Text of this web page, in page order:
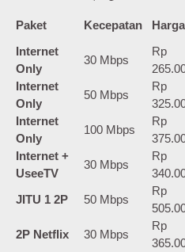
Paket Kecepatan Harga
Internet
Only
30 Mbps
Rp
Internet
Only
50 Mbps
Rp
Internet
Only
100 Mbps
Rp
Internet +
UseeTV
30 Mbps
Rp
JITU 1 2P
50 Mbps
Rp
2P Netflix
30 Mbps
Rp